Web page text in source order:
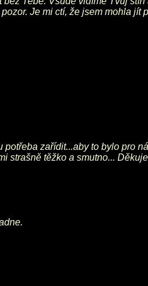
Je mi ctí, že jsem mohla jít
zařídit...aby to bylo pro
strašně těžko a smutno...